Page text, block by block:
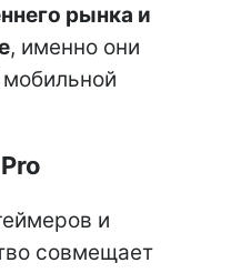
рынка и
, именно они
и
совмещает